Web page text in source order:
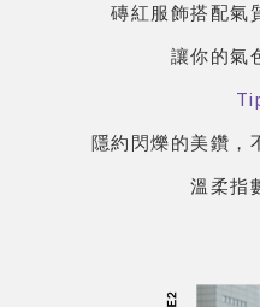
磚紅服飾搭配氣
讓你的氣
隱約閃爍的美鑽，
溫柔指